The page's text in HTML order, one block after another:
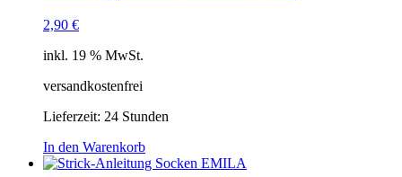
2,90 €
inkl. 19 % MwSt.
versandkostenfrei
Lieferzeit: 24 Stunden
In den Warenkorb